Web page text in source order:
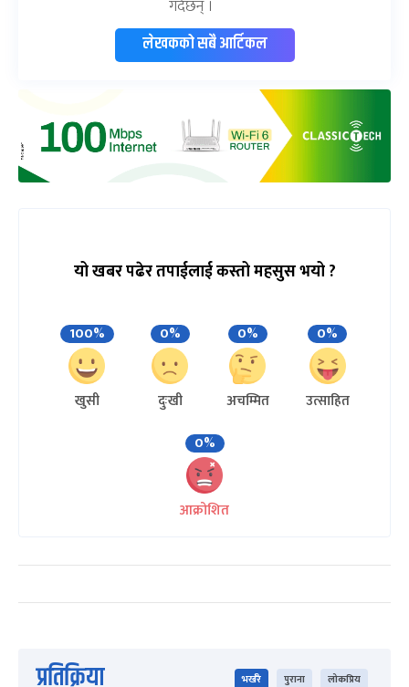
गर्दछन् ।
लेखकको सबै आर्टिकल
यो खबर पढेर तपाईलाई कस्तो महसुस भयो ?
100%
खुसी
0%
दुःखी
0%
अचम्मित
0%
उत्साहित
0%
आक्रोशित
प्रतिक्रिया भर्खरै पुराना लोकप्रिय